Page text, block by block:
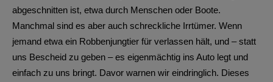
abgeschnitten ist, etwa durch Menschen oder Boote.
Manchmal sind es aber auch schreckliche Irrtümer. Wenn
jemand etwa ein Robbenjungtier für verlassen hält, und – statt
uns Bescheid zu geben – es eigenmächtig ins Auto legt und
einfach zu uns bringt. Davor warnen wir eindringlich. Dieses